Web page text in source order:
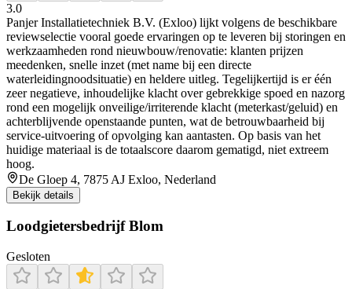
3.0
Panjer Installatietechniek B.V. (Exloo) lijkt volgens de beschikbare
reviewselectie vooral goede ervaringen op te leveren bij storingen en
werkzaamheden rond nieuwbouw/renovatie: klanten prijzen
meedenken, snelle inzet (met name bij een directe
waterleidingnoodsituatie) en heldere uitleg. Tegelijkertijd is er één
zeer negatieve, inhoudelijke klacht over gebrekkige spoed en nazorg
rond een mogelijk onveilige/irriterende klacht (meterkast/geluid) en
achterblijvende openstaande punten, wat de betrouwbaarheid bij
service-uitvoering of opvolging kan aantasten. Op basis van het
huidige materiaal is de totaalscore daarom gematigd, niet extreem
hoog.
De Gloep 4, 7875 AJ Exloo, Nederland
Bekijk details
Loodgietersbedrijf Blom
Gesloten